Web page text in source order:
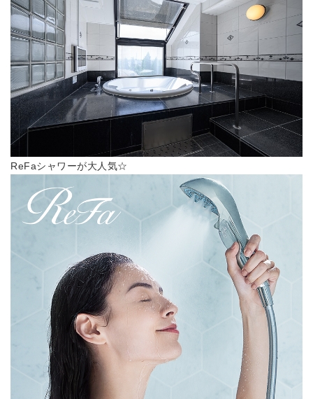
ReFaシャワーが大人気☆